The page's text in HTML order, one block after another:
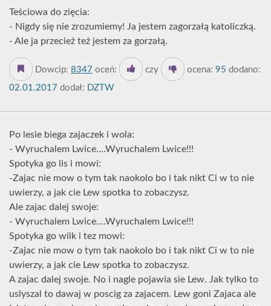
Teściowa do zięcia:
- Nigdy się nie zrozumiemy! Ja jestem zagorzałą katoliczką.
- Ale ja przecież też jestem za gorzałą.
Dowcip: 8347 oceń: czy ocena: 95 dodano:
02.01.2017 dodał: DZTW
Po lesie biega zajaczek i wola:
- Wyruchalem Lwice....Wyruchalem Lwice!!!
Spotyka go lis i mowi:
-Zajac nie mow o tym tak naokolo bo i tak nikt Ci w to nie
uwierzy, a jak cie Lew spotka to zobaczysz.
Ale zajac dalej swoje:
- Wyruchalem Lwice....Wyruchalem Lwice!!!
Spotyka go wilk i tez mowi:
-Zajac nie mow o tym tak naokolo bo i tak nikt Ci w to nie
uwierzy, a jak cie Lew spotka to zobaczysz.
A zajac dalej swoje. No i nagle pojawia sie Lew. Jak tylko to
uslyszal to dawaj w poscig za zajacem. Lew goni Zajaca ale